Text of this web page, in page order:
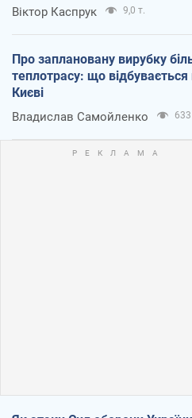
Віктор Каспрук 9,0 т.
Про заплановану вирубку
теплотрасу: що
Києві
Владислав Самойленко 633